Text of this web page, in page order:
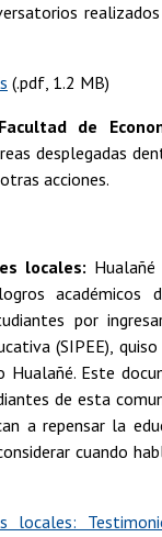
(.pdf, 1.2 MB)
de
desplegadas
acciones.
locales:
académicos
por
(SIPEE),
Hualañé. Este
de esta
a repensar la
cuando
locales: